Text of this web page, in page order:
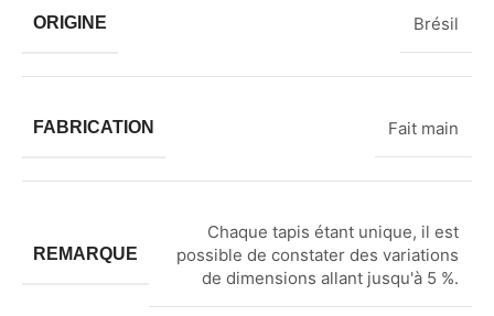
ORIGINE Brésil
FABRICATION Fait main
REMARQUE
Chaque tapis étant unique, il est
possible de constater des variations
de dimensions allant jusqu'à 5 %.